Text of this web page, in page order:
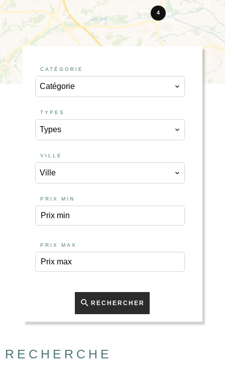
4
CATÉGORIE
Catégorie
TYPES
Types
VILLE
Ville
PRIX MIN
PRIX MAX
RECHERCHER
RECHERCHE